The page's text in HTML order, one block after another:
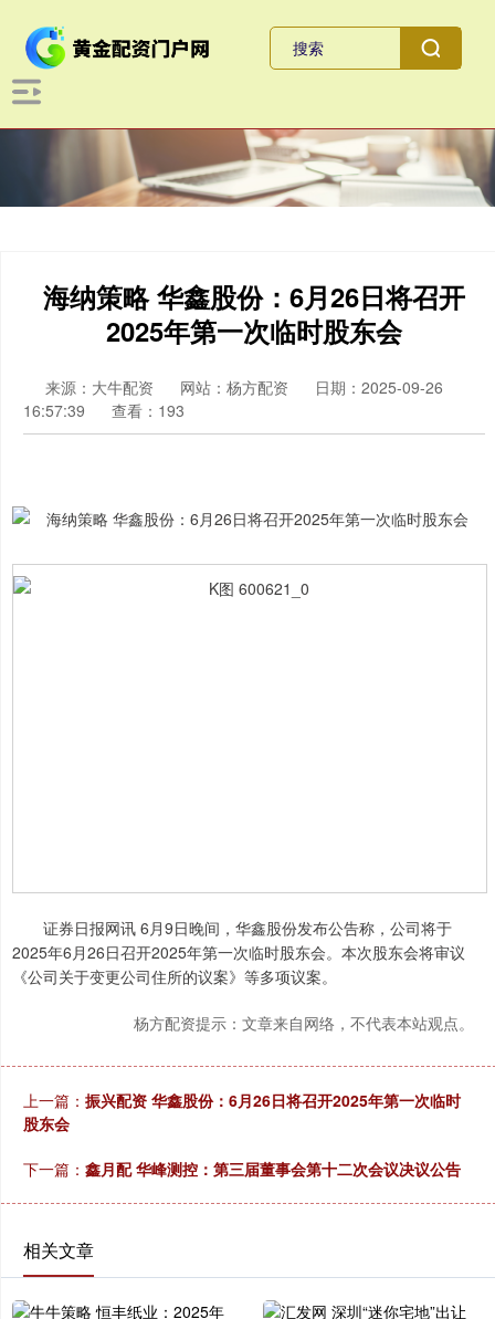
海纳策略 华鑫股份：6月26日将召开
2025年第一次临时股东会
来源：大牛配资 网站：杨方配资
日期：2025-09-26
16:57:39
查看：193
证券日报网讯 6月9日晚间，华鑫股份发布公告称，公司将于
2025年6月26日召开2025年第一次临时股东会。本次股东会将审议
《公司关于变更公司住所的议案》等多项议案。
杨方配资提示：文章来自网络，不代表本站观点。
上一篇： 振兴配资 华鑫股份：6月26日将召开2025年第一次临时
股东会
下一篇： 鑫月配 华峰测控：第三届董事会第十二次会议决议公告
相关文章